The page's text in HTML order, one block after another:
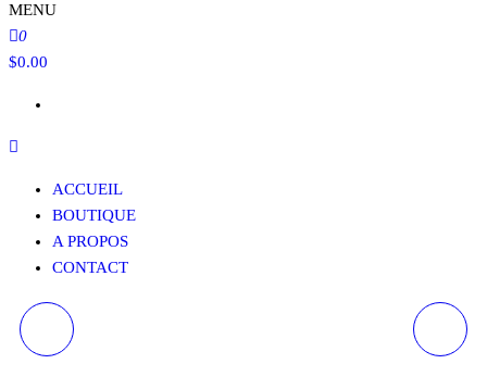
MENU
0
$0.00
ACCUEIL
BOUTIQUE
A PROPOS
CONTACT